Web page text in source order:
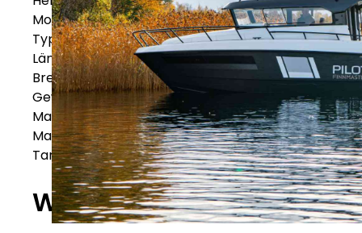
Modell
Finnmaster Pilot 8
Typ
Motorboote
Länge
8,40m
Breite
Gewicht
3000
Max. Leistung
400PS
Max. Personen
10
Tankkapazität
411L
Weitere Spezifikationen